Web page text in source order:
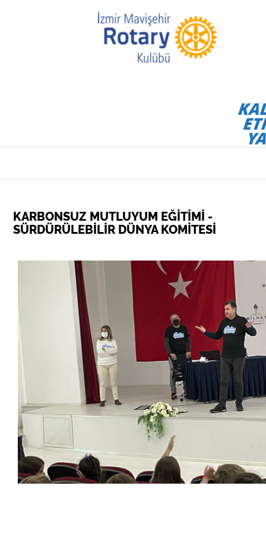
KARBONSUZ MUTLUYUM EĞİTİMİ -
SÜRDÜRÜLEBİLİR DÜNYA KOMİTESİ